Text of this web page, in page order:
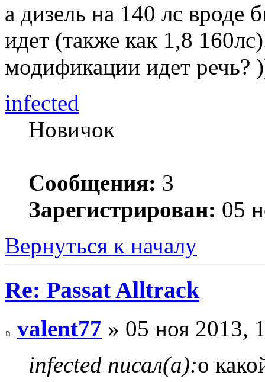
а дизель на 140 лс вроде
идет (также как 1,8
модификации идет речь?
infected
Новичок
Сообщения: 3
Зарегистрирован: 05
Вернуться к началу
Re: Passat Alltrack
valent77 » 05 ноя 2013,
infected писал(а):о